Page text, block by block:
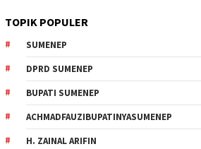
TOPIK POPULER
SUMENEP
DPRD SUMENEP
BUPATI SUMENEP
ACHMADFAUZIBUPATINYASUMENEP
H. ZAINAL ARIFIN